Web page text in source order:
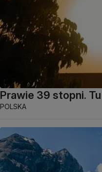
Prawie 39 stopni.
POLSKA